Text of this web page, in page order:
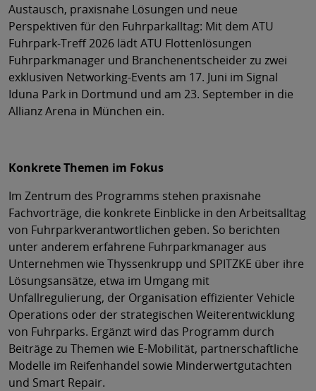
Austausch, praxisnahe Lösungen und neue
Perspektiven für den Fuhrparkalltag: Mit dem ATU
Fuhrpark-Treff 2026 lädt ATU Flottenlösungen
Fuhrparkmanager und Branchenentscheider zu zwei
exklusiven Networking-Events am 17. Juni im Signal
Iduna Park in Dortmund und am 23. September in die
Allianz Arena in München ein.
Konkrete Themen im Fokus
Im Zentrum des Programms stehen praxisnahe
Fachvorträge, die konkrete Einblicke in den Arbeitsalltag
von Fuhrparkverantwortlichen geben. So berichten
unter anderem erfahrene Fuhrparkmanager aus
Unternehmen wie Thyssenkrupp und SPITZKE über ihre
Lösungsansätze, etwa im Umgang mit
Unfallregulierung, der Organisation effizienter Vehicle
Operations oder der strategischen Weiterentwicklung
von Fuhrparks. Ergänzt wird das Programm durch
Beiträge zu Themen wie E-Mobilität, partnerschaftliche
Modelle im Reifenhandel sowie Minderwertgutachten
und Smart Repair.